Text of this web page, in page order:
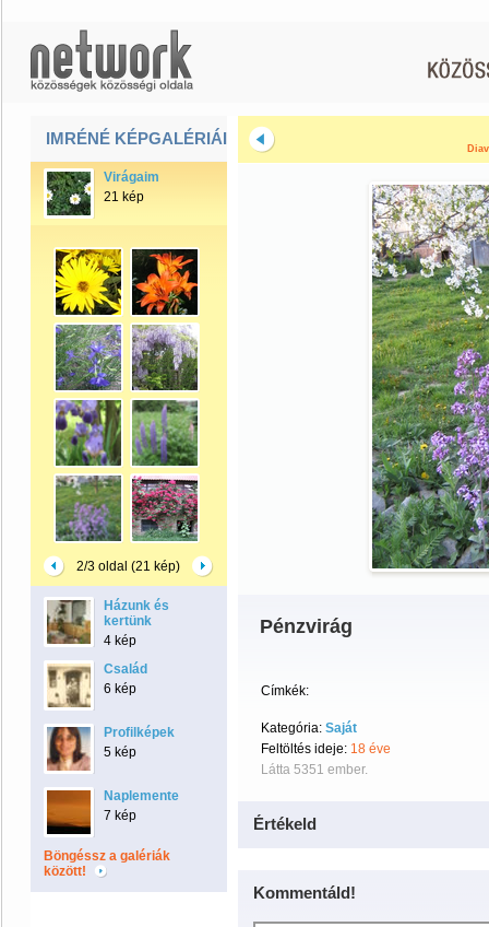
IMRÉNÉ KÉPGALÉRIÁI
Virágaim
21 kép
2/3 oldal (21 kép)
Házunk és
kertünk
4 kép
Család
6 kép
Profilképek
5 kép
Naplemente
7 kép
Böngéssz a galériák
között!
Pénzvirág
Címkék:
Kategória: Saját
Feltöltés ideje: 18 éve
Látta 5351 ember.
Értékeld
Kommentáld!